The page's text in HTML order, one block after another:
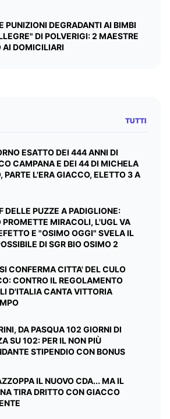
PUNIZIONI DEGRADANTI AI BIMBI
DI POLVERIGI: 2 MAESTRE
AI DOMICILIARI
TUTTI
ESATTO DEI 444 ANNI DI
CAMPANA E DEI 44 DI MICHELA
PARTE L'ERA GIACCO, ELETTO 3 A
DELLE PUZZE A PADIGLIONE:
PROMETTE MIRACOLI, L'UGL VA
E "OSIMO OGGI" SVELA IL
DI SGR BIO OSIMO 2
CONFERMA CITTA' DEL CULO
CONTRO IL REGOLAMENTO
D'ITALIA CANTA VITTORIA
DA PASQUA 102 GIORNI DI
SU 102: PER IL NON PIÙ
STIPENDIO CON BONUS
IL NUOVO CDA... MA IL
TIRA DRITTO CON GIACCO